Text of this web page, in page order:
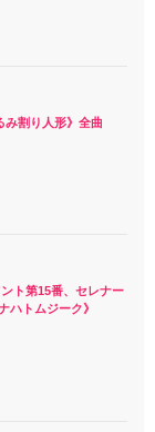
み割り人形》全曲
ト第15番、セレナー
ハトムジーク》